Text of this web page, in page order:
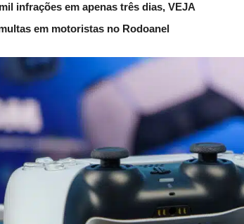
infrações em apenas três dias, VEJA
em motoristas no Rodoanel